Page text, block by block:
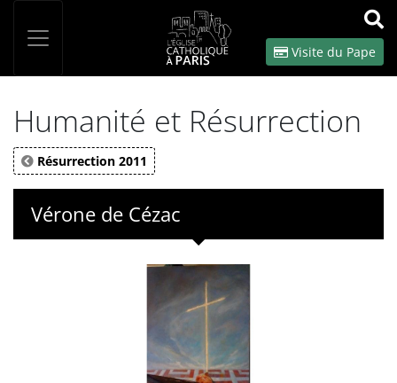
OK
Visite du Pape
Humanité et Résurrection
Résurrection 2011
Vérone de Cézac
Panneau de gestion des cookies